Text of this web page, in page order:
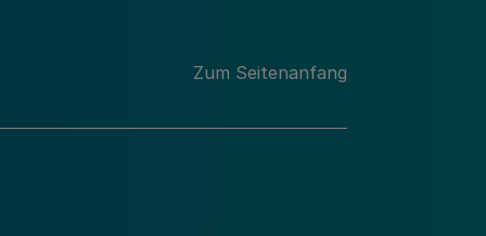
Zum Seitenanfang